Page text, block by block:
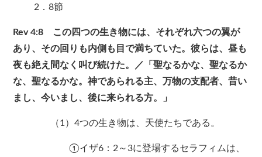
2．8節
Rev 4:8 この四つの生き物には、それぞれ六つの翼が
あり、その回りも内側も目で満ちていた。彼らは、昼も
夜も絶え間なく叫び続けた。／「聖なるかな、聖なるか
な、聖なるかな。神であられる主、万物の支配者、昔い
まし、今いまし、後に来られる方。」
（1）4つの生き物は、天使たちである。
①イザ6：2～3に登場するセラフィムは、